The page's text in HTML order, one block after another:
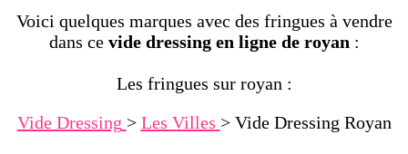
Voici quelques marques avec des fringues à vendre
dans ce vide dressing en ligne de royan :
Les fringues sur royan :
Vide Dressing > Les Villes > Vide Dressing Royan